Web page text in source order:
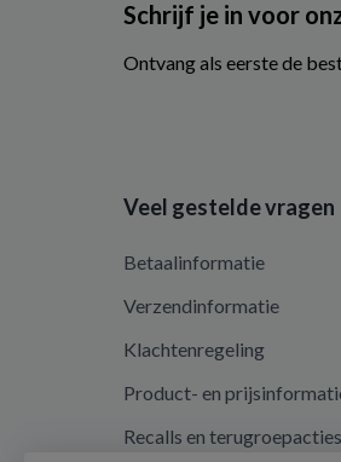
Schrijf je in voor
Ontvang als eerste de
Veel gestelde vragen
Betaalinformatie
Verzendinformatie
Klachtenregeling
Product- en
Recalls en terugroepacties